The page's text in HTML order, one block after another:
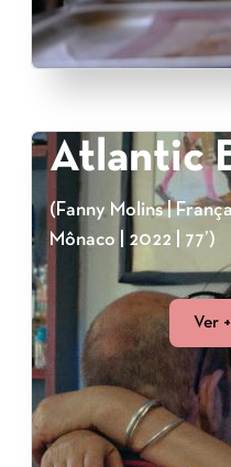
Atlantic
(Fanny Molins |
Mônaco | 2022 | 77’)
Ver